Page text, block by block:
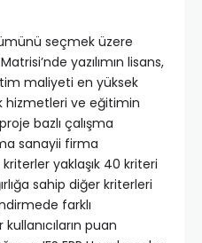
seçmek üzere
yazılımın lisans,
maliyeti en yüksek
hizmetleri ve eğitimin
bazlı çalışma
sanayii firma
yaklaşık 40 kriteri
sahip diğer kriterleri
farklı
puan